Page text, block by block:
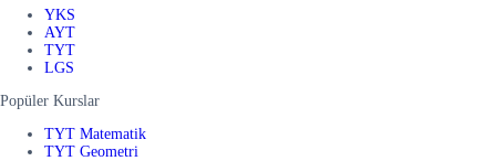
YKS
AYT
TYT
LGS
Popüler Kurslar
TYT Matematik
TYT Geometri